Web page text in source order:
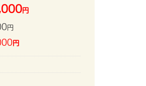
円
円
円